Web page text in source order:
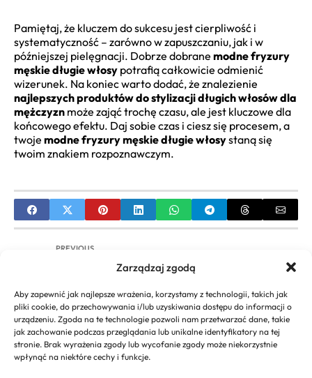
Zarządzaj zgodą
Aby zapewnić jak najlepsze wrażenia, korzystamy z technologii, takich jak
pliki cookie, do przechowywania i/lub uzyskiwania dostępu do informacji o
urządzeniu. Zgoda na te technologie pozwoli nam przetwarzać dane, takie
jak zachowanie podczas przeglądania lub unikalne identyfikatory na tej
stronie. Brak wyrażenia zgody lub wycofanie zgody może niekorzystnie
wpłynąć na niektóre cechy i funkcje.
Pamiętaj, że kluczem do sukcesu jest cierpliwość i
systematyczność – zarówno w zapuszczaniu, jak i w
późniejszej pielęgnacji. Dobrze dobrane modne fryzury
męskie długie włosy potrafią całkowicie odmienić
wizerunek. Na koniec warto dodać, że znalezienie
najlepszych produktów do stylizacji długich włosów dla
mężczyzn może zająć trochę czasu, ale jest kluczowe dla
końcowego efektu. Daj sobie czas i ciesz się procesem, a
twoje modne fryzury męskie długie włosystaną się
twoim znakiem rozpoznawczym.
PREVIOUS
Modne Kolory Włosów dla 60-latek |
NEXT
Odmładzające fryzury damskie dla 40 latki |
Poradnik i Inspiracje